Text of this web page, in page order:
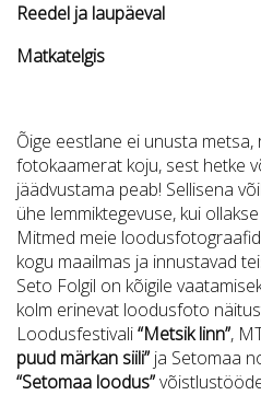
Reedel ja laupäeval
Matkatelgis
Õige eestlane ei unusta
fotokaamerat koju, sest hetke
jäädvustama peab! Sellisena
ühe lemmiktegevuse, kui
Mitmed meie
kogu maailmas ja innustavad
Seto Folgil on kõigile
kolm erinevat loodusfoto
Loodusfestivali“Metsik linn”,
puud märkan siili” ja Setomaa
“Setomaa loodus”